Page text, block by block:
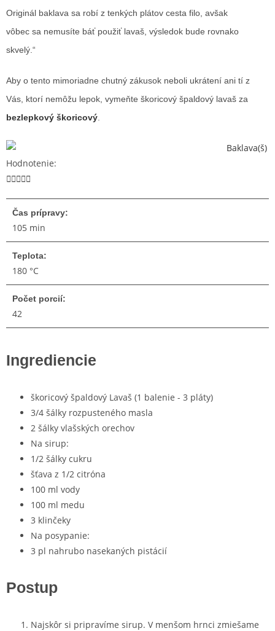
Originál baklava sa robí z tenkých plátov cesta filo, avšak
vôbec sa nemusíte báť použiť lavaš, výsledok bude rovnako
skvelý.“
Aby o tento mimoriadne chutný zákusok neboli ukrátení ani tí z
Vás, ktorí nemôžu lepok, vymeňte škoricový špaldový lavaš za
bezlepkový škoricový
Hodnotenie:

Čas prípravy:
105 min
Teplota:
180 °C
Počet porcií:
42
Ingrediencie
škoricový špaldový Lavaš (1 balenie - 3 pláty)
3/4 šálky rozpusteného masla
2 šálky vlašských orechov
Na sirup:
1/2 šálky cukru
šťava z 1/2 citróna
100 ml vody
100 ml medu
3 klinčeky
Na posypanie:
3 pl nahrubo nasekaných pistácií
Postup
Najskôr si pripravíme sirup. V menšom hrnci zmiešame